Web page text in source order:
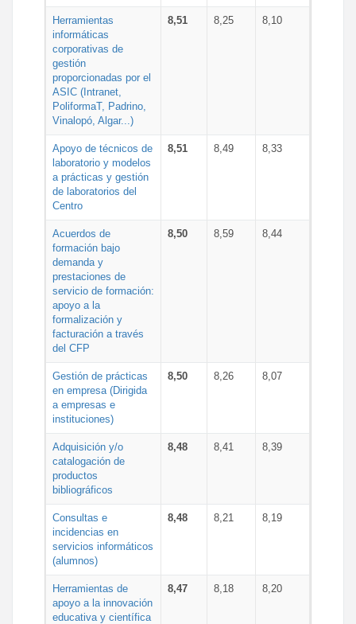
Herramientas
informáticas
corporativas de
gestión
proporcionadas por el
ASIC (Intranet,
PoliformaT, Padrino,
Vinalopó, Algar...)
8,51 8,25 8,10
Apoyo de técnicos de
laboratorio y modelos
a prácticas y gestión
de laboratorios del
Centro
8,51 8,49 8,33
Acuerdos de
formación bajo
demanda y
prestaciones de
servicio de formación:
apoyo a la
formalización y
facturación a través
del CFP
8,50 8,59 8,44
Gestión de prácticas
en empresa (Dirigida
a empresas e
instituciones)
8,50 8,26 8,07
Adquisición y/o
catalogación de
productos
bibliográficos
8,48 8,41 8,39
Consultas e
incidencias en
servicios informáticos
(alumnos)
8,48 8,21 8,19
Herramientas de
apoyo a la innovación
educativa y científica
8,47 8,18 8,20